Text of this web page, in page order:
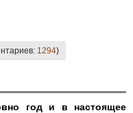
1294)
год и в настоящее